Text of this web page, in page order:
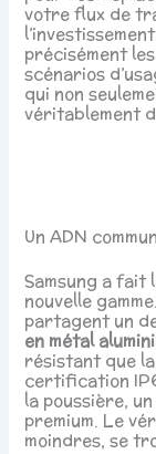
votre flux de
précisément
scénarios
qui non
véritablement
Un ADN
Samsung a fait
nouvelle
partagent un
en métal
résistant que
certification
la poussière,
premium. Le
moindres, se